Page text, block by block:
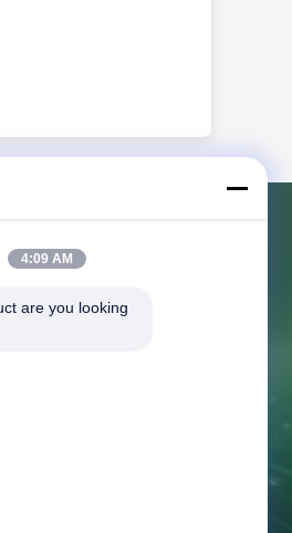
nos
Edifício n.o 7, Centro
4:09 AM
are you looking